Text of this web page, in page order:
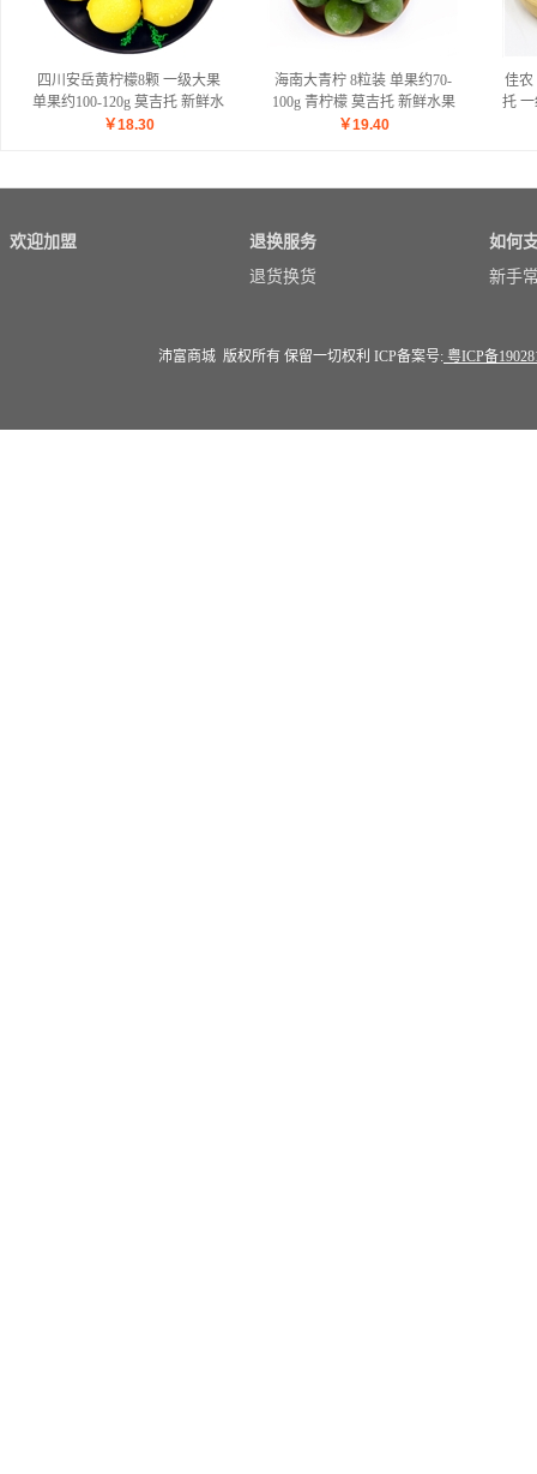
四川安岳黄柠檬8颗 一级大果
单果约100-120g 莫吉托 新鲜水
果
￥18.30
海南大青柠 8粒装 单果约70-
100g 青柠檬 莫吉托 新鲜水果
￥19.40
佳农
托 一
欢迎加盟
退换服务
退货换货
如何
新手
沛富商城 版权所有 保留一切权利 ICP备案号: 粤ICP备